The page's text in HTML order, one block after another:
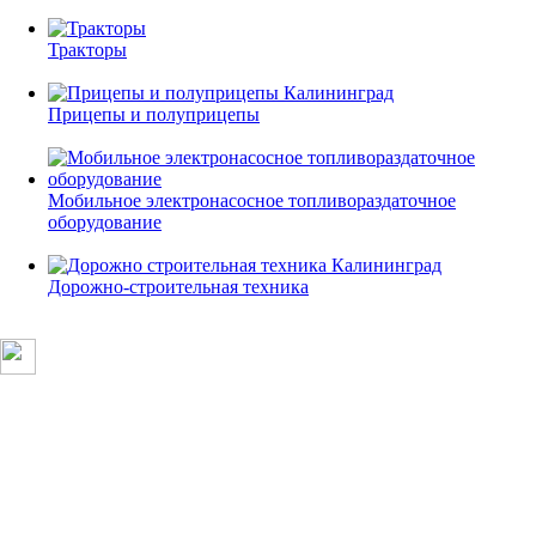
Тракторы
Прицепы и полуприцепы
Мобильное электронасосное топливораздаточное
оборудование
Дорожно-строительная техника